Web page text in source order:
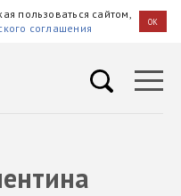
пользоваться сайтом,
соглашения OK